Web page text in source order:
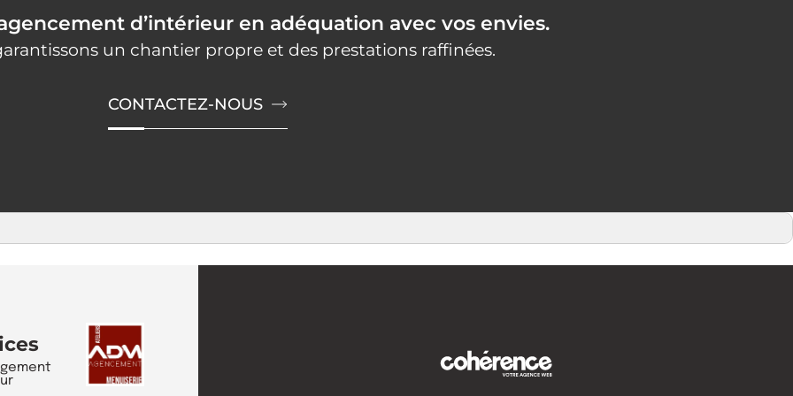
d’intérieur en adéquation avec vos envies.
un chantier propre et des prestations raffinées.
CONTACTEZ-NOUS